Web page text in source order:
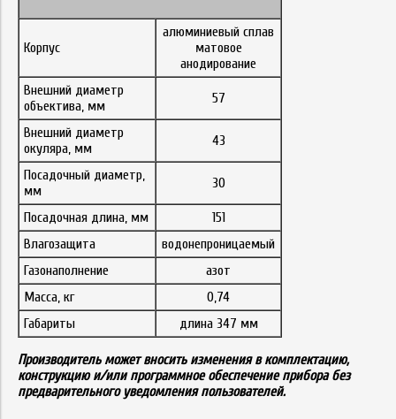
Корпус
алюминиевый сплав
матовое
анодирование
Внешний диаметр
объектива, мм
57
Внешний диаметр
окуляра, мм
43
Посадочный диаметр,
мм
30
Посадочная длина, мм
151
Влагозащита
водонепроницаемый
Газонаполнение
азот
Масса, кг
0,74
Габариты
длина 347 мм
Производитель может вносить изменения в комплектацию,
конструкцию и/или программное обеспечение прибора без
предварительного уведомления пользователей.